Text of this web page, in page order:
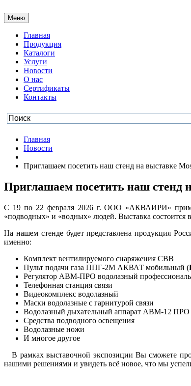
Меню
Главная
Продукция
Каталоги
Услуги
Новости
О нас
Сертификаты
Контакты
Главная
Новости
Приглашаем посетить наш стенд на выставке
Приглашаем посетить наш стенд
С 19 по 22 февраля 2026 г. ООО «АКВАИРИ»
«подводных» и «водных» людей. Выставка
На нашем стенде будет представлена продукция
именно:
Комплект вентилируемого снаряжения СВВ
Пульт подачи газа ППГ-2М АКВАТ мобильный (
Регулятор АВМ-ПРО водолазный
Телефонная станция связи
Видеокомплекс водолазный
Маски водолазные с гарнитурой связи
Водолазный дыхательный аппарат АВМ-12 ПРО
Средства подводного освещения
Водолазные ножи
И многое другое
В рамках выставочной экспозиции Вы сможете
нашими решениями и увидеть всё новое, что мы